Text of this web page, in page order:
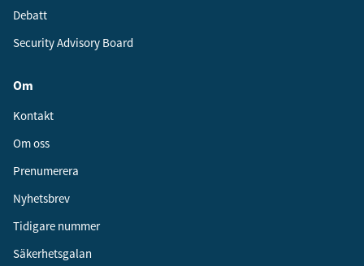
Debatt
Security Advisory Board
Om
Kontakt
Om oss
Prenumerera
Nyhetsbrev
Tidigare nummer
Säkerhetsgalan